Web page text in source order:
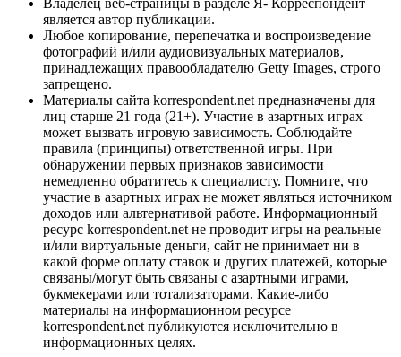
является автор публикации.
Любое копирование, перепечатка и воспроизведение
фотографий и/или аудиовизуальных материалов,
принадлежащих правообладателю Getty Images, строго
запрещено.
Материалы сайта korrespondent.net предназначены для
лиц старше 21 года (21+). Участие в азартных играх
может вызвать игровую зависимость. Соблюдайте
правила (принципы) ответственной игры. При
обнаружении первых признаков зависимости
немедленно обратитесь к специалисту. Помните, что
участие в азартных играх не может являться источником
доходов или альтернативой работе. Информационный
ресурс korrespondent.net не проводит игры на реальные
и/или виртуальные деньги, сайт не принимает ни в
какой форме оплату ставок и других платежей, которые
связаны/могут быть связаны с азартными играми,
букмекерами или тотализаторами. Какие-либо
материалы на информационном ресурсе
korrespondent.net публикуются исключительно в
информационных целях.